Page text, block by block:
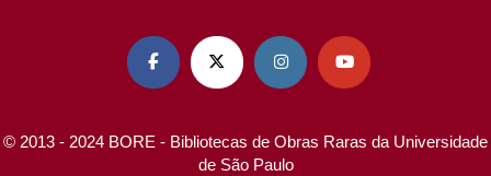
   
© 2013 - 2024 BORE - Bibliotecas de Obras Raras da Universidade
de São Paulo